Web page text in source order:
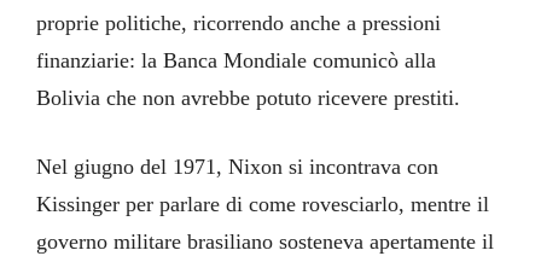
proprie politiche, ricorrendo anche a pressioni
finanziarie: la Banca Mondiale comunicò alla
Bolivia che non avrebbe potuto ricevere prestiti.
Nel giugno del 1971, Nixon si incontrava con
Kissinger per parlare di come rovesciarlo, mentre il
governo militare brasiliano sosteneva apertamente il